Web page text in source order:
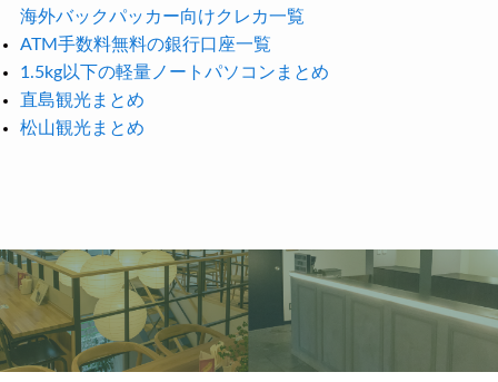
海外バックパッカー向けクレカ一覧
ATM手数料無料の銀行口座一覧
1.5kg以下の軽量ノートパソコンまとめ
直島観光まとめ
松山観光まとめ